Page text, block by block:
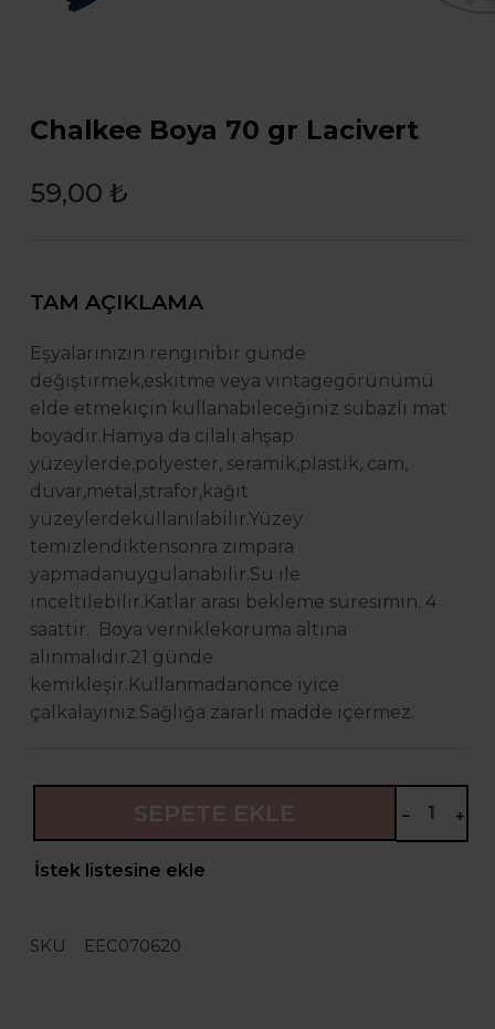
Chalkee Boya 70 gr Lacivert
59,00 ₺
TAM AÇIKLAMA
Eşyalarınızın rengini bir günde
değiştirmek,eskitme veya vintagegörünümü
elde etmekiçin kullanabileceğiniz su bazlı mat
boyadır.Hamya da cilalı ahşap
yüzeylerde,polyester, seramik,plastik, cam,
duvar,metal,strafor,kağıt
yüzeylerde kullanılabilir.Yüzey
temizlendiktensonra zımpara
yapmadanuygulanabilir.Su ile
inceltilebilir. Katlar arası bekleme süresi min. 4
saattir. Boya vernikle koruma altına
alınmalıdır.21 günde
kemikleşir.Kullanmadanönce iyice
çalkalayınız.Sağlığa zararlı madde içermez.
İstek listesine ekle
SKU EEC070620